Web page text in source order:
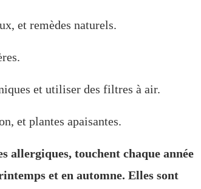
et remèdes naturels.
et utiliser des filtres à air.
et plantes apaisantes.
allergiques, touchent chaque année
et en automne. Elles sont